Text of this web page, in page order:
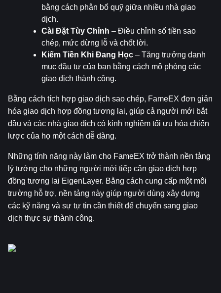
bằng cách phân bổ quỹ giữa nhiều nhà giao
dịch.
Cài Đặt Tùy Chỉnh – Điều chỉnh số tiền sao
chép, mức dừng lỗ và chốt lời.
Kiếm Tiền Khi Đang Học – Tăng trưởng danh
mục đầu tư của bạn bằng cách mô phỏng các
giao dịch thành công.
Bằng cách tích hợp giao dịch sao chép, FameEX đơn giản
hóa giao dịch hợp đồng tương lai, giúp cả người mới bắt
đầu và các nhà giao dịch có kinh nghiệm tối ưu hóa chiến
lược của họ một cách dễ dàng.
Những tính năng này làm cho FameEX trở thành nền tảng
lý tưởng cho những người mới tiếp cận giao dịch hợp
đồng tương lai EigenLayer. Bằng cách cung cấp một môi
trường hỗ trợ, nền tảng này giúp người dùng xây dựng
các kỹ năng và sự tự tin cần thiết để chuyển sang giao
dịch thực sự thành công.